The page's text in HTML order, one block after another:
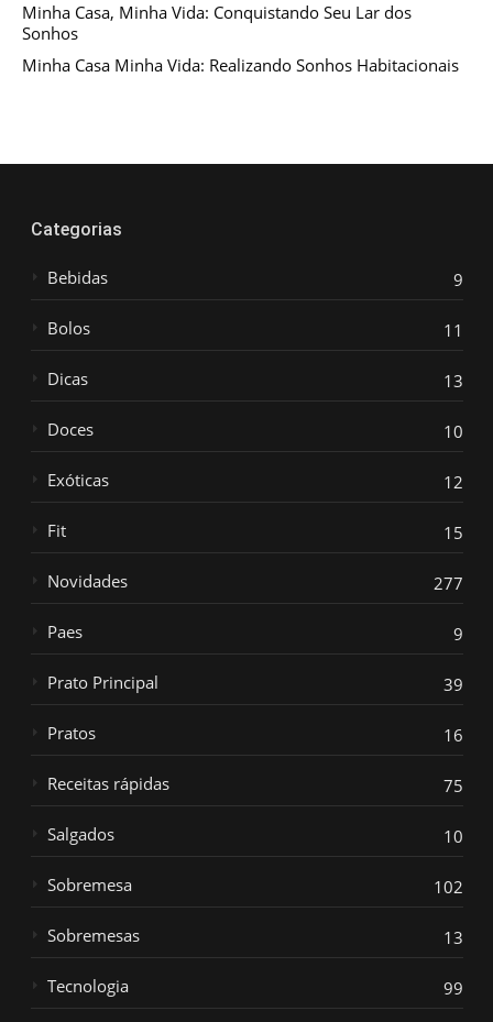
Minha Casa, Minha Vida: Conquistando Seu Lar dos
Sonhos
Minha Casa Minha Vida: Realizando Sonhos Habitacionais
Categorias
Bebidas 9
Bolos 11
Dicas 13
Doces 10
Exóticas 12
Fit 15
Novidades 277
Paes 9
Prato Principal 39
Pratos 16
Receitas rápidas 75
Salgados 10
Sobremesa 102
Sobremesas 13
Tecnologia 99